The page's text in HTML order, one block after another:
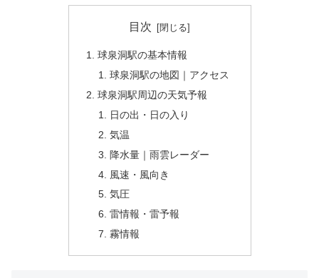
目次
球泉洞駅の基本情報
球泉洞駅の地図｜アクセス
球泉洞駅周辺の天気予報
日の出・日の入り
気温
降水量｜雨雲レーダー
風速・風向き
気圧
雷情報・雷予報
霧情報